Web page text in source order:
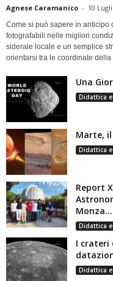
Agnese Caramanico - 10
Come si può sapere in
fotografabili nelle migliori
siderale locale e un semplice
orientarsi tra le coordinate della
Una
Didattica
Marte,
Didattica
Report
Monza...
Didattica
I crateri
Didattica